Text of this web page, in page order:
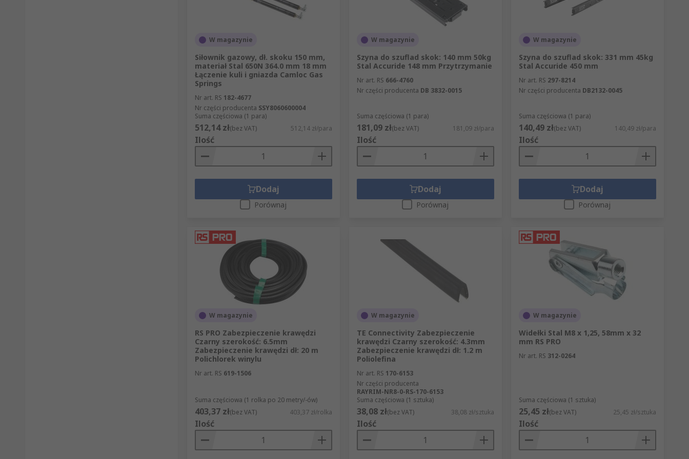
W magazynie
Siłownik gazowy, dł. skoku 150 mm,
materiał Stal 650N 364.0 mm 18 mm
‎Łączenie kuli i gniazda Camloc Gas
Springs
Nr art. RS 182-4677
Nr części producenta SSY8060600004
Suma częściowa (1 para)
512,14 zł(bez VAT) 512,14 zł/para
Ilość
Dodaj
Porównaj
W magazynie
Szyna do szuflad skok: 140 mm 50kg
Stal Accuride 148 mm Przytrzymanie
Nr art. RS 666-4760
Nr części producenta DB 3832-0015
Suma częściowa (1 para)
181,09 zł(bez VAT) 181,09 zł/para
Ilość
Dodaj
Porównaj
W magazynie
Szyna do szuflad skok: 331 mm 45kg
Stal Accuride 450 mm
Nr art. RS 297-8214
Nr części producenta DB2132-0045
Suma częściowa (1 para)
140,49 zł(bez VAT) 140,49 zł/para
Ilość
Dodaj
Porównaj
W magazynie
RS PRO Zabezpieczenie krawędzi
Czarny szerokość: 6.5mm
Zabezpieczenie krawędzi dł: 20 m
Polichlorek winylu
Nr art. RS 619-1506
Suma częściowa (1 rolka po 20 metry/-ów)
403,37 zł(bez VAT) 403,37 zł/rolka
Ilość
W magazynie
TE Connectivity Zabezpieczenie
krawędzi Czarny szerokość: 4.3mm
Zabezpieczenie krawędzi dł: 1.2 m
Poliolefina
Nr art. RS 170-6153
Nr części producenta
RAYRIM-NR8-0-RS-170-6153
Suma częściowa (1 sztuka)
38,08 zł(bez VAT) 38,08 zł/sztuka
Ilość
W magazynie
Widełki Stal M8 x 1,25, 58mm x 32
mm RS PRO
Nr art. RS 312-0264
Suma częściowa (1 sztuka)
25,45 zł(bez VAT) 25,45 zł/sztuka
Ilość